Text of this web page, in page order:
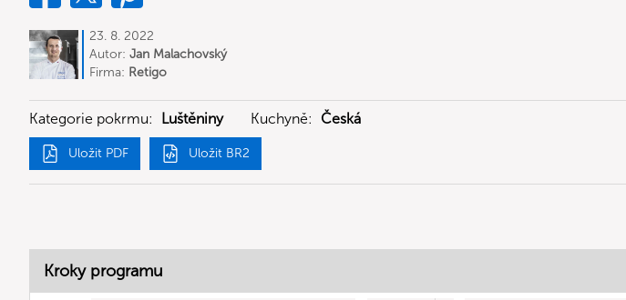
23. 8. 2022
Autor: Jan Malachovský
Firma: Retigo
Kategorie pokrmu: Luštěniny Kuchyně: Česká
Uložit PDF Uložit BR2
Kroky programu